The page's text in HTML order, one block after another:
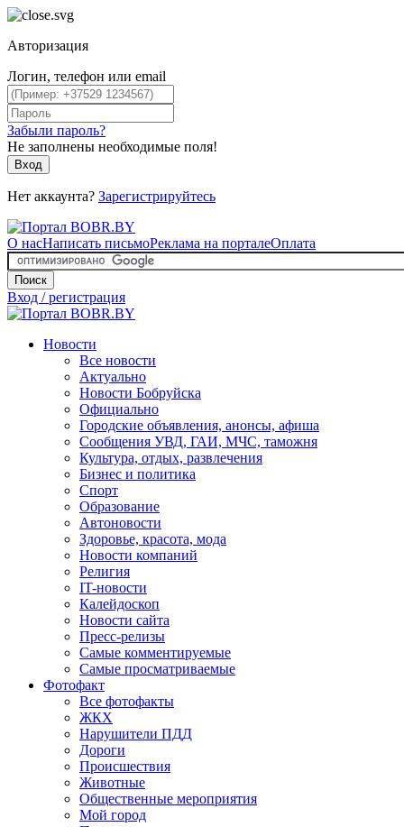
Авторизация
Логин, телефон или email
Забыли пароль?
Не заполнены необходимые поля!
Вход
Нет аккаунта? Зарегистрируйтесь
О насНаписать письмоРеклама на порталеОплата
Поиск
Вход / регистрация
Новости
Все новости
Актуально
Новости Бобруйска
Официально
Городские объявления, анонсы, афиша
Сообщения УВД, ГАИ, МЧС, таможня
Культура, отдых, развлечения
Бизнес и политика
Спорт
Образование
Автоновости
Здоровье, красота, мода
Новости компаний
Религия
IT-новости
Калейдоскоп
Новости сайта
Пресс-релизы
Самые комментируемые
Самые просматриваемые
Фотофакт
Все фотофакты
ЖКХ
Нарушители ПДД
Дороги
Происшествия
Животные
Общественные мероприятия
Мой город